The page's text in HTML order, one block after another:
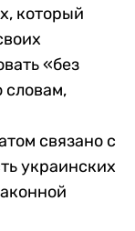
который
«без
связано с
украинских